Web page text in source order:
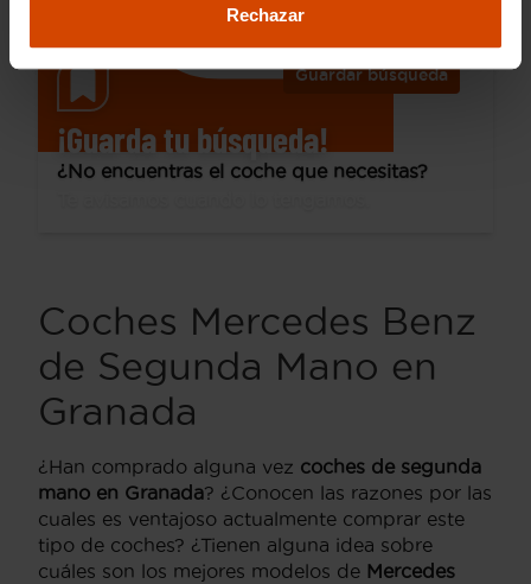
Rechazar
Guardar búsqueda
¡Guarda tu búsqueda!
¿No encuentras el coche que necesitas?
Coches Mercedes Benz
de Segunda Mano en
Granada
¿Han comprado alguna vez coches de segunda
mano en Granada? ¿Conocen las razones por las
cuales es ventajoso actualmente comprar este
tipo de coches? ¿Tienen alguna idea sobre
cuáles son los mejores modelos de Mercedes